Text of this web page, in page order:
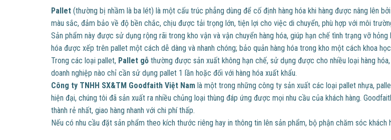
Pallet (thường bị nhầm là ba lét) là một cấu trúc phẳng dùng để cố định hàng hóa khi hàng được nâng lên
màu sắc, đảm bảo về độ bền chắc, chịu được tải trọng lớn, tiện lợi cho việc di chuyển, phù hợp với môi
Sản phẩm này được sử dụng rộng rãi trong kho vận và vận chuyển hàng hóa, giúp hạn chế tình trạng vỡ
hóa được xếp trên pallet một cách dễ dàng và nhanh chóng; bảo quản hàng hóa trong kho một cách khoa
Trong các loại pallet, Pallet gỗ thường được sản xuất không hạn chế, sử dụng được cho nhiều loại hàng
doanh nghiệp nào chỉ cần sử dụng pallet 1 lần hoặc đối với hàng hóa xuất khẩu.
Công ty TNHH SX&TM Goodfaith Việt Nam là một trong những công ty sản xuất các loại pallet nhựa,
hiện đại, chúng tôi đã sản xuất ra nhiều chủng loại thùng đáp ứng được mọi nhu cầu của khách hàng.
thành rẻ nhất, giao hàng nhanh với chi phí thấp.
Nếu có nhu cầu đặt sản phẩm theo kích thước riêng hay in thông tin lên sản phẩm, bộ phận chăm sóc